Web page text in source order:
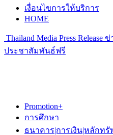
เงื่อนไขการให้บริการ
HOME
Thailand Media Press
ประชาสัมพันธ์ฟรี
Promotion+
การศึกษา
ธนาคาร|การเงิน|หลักทรั